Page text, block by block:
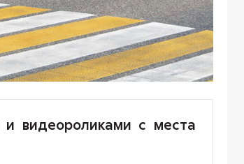
видеороликами с места